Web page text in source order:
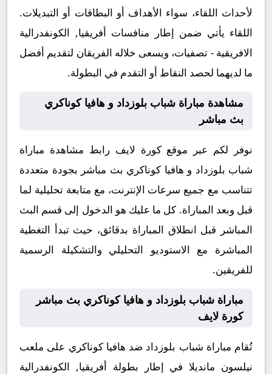
لأحداث اللقاء، سواء الأهداف أو البطاقات أو التبديلات.
اللقاء يأتي ضمن إطار منافسات أفريقيا, الكونفدرالية
الافريقية - تصفيات، ويسعى خلاله الفريقان لتقديم أفضل
ما لديهما لحصد النقاط أو التقدم في البطولة.
مشاهدة مباراة شباب بلوزداد و هافيا كوناكري
بث مباشر
نوفر لكم عبر موقع كورة لايف رابط مشاهدة مباراة
شباب بلوزداد و هافيا كوناكري بث مباشر بجودة متعددة
تتناسب مع جميع سرعات الإنترنت، مع متابعة تحليلية لما
قبل وبعد المباراة. كل ما عليك هو الدخول إلى قسم البث
المباشر قبل انطلاق المباراة بدقائق، حيث تبدأ التغطية
المباشرة مع الاستوديو التحليلي والتشكيلة الرسمية
للفريقين.
مباراة شباب بلوزداد و هافيا كوناكري بث مباشر
كورة لايف
تُقام مباراة شباب بلوزداد ضد هافيا كوناكري على ملعب
نيلسون مانديلا في إطار بطولة أفريقيا, الكونفدرالية